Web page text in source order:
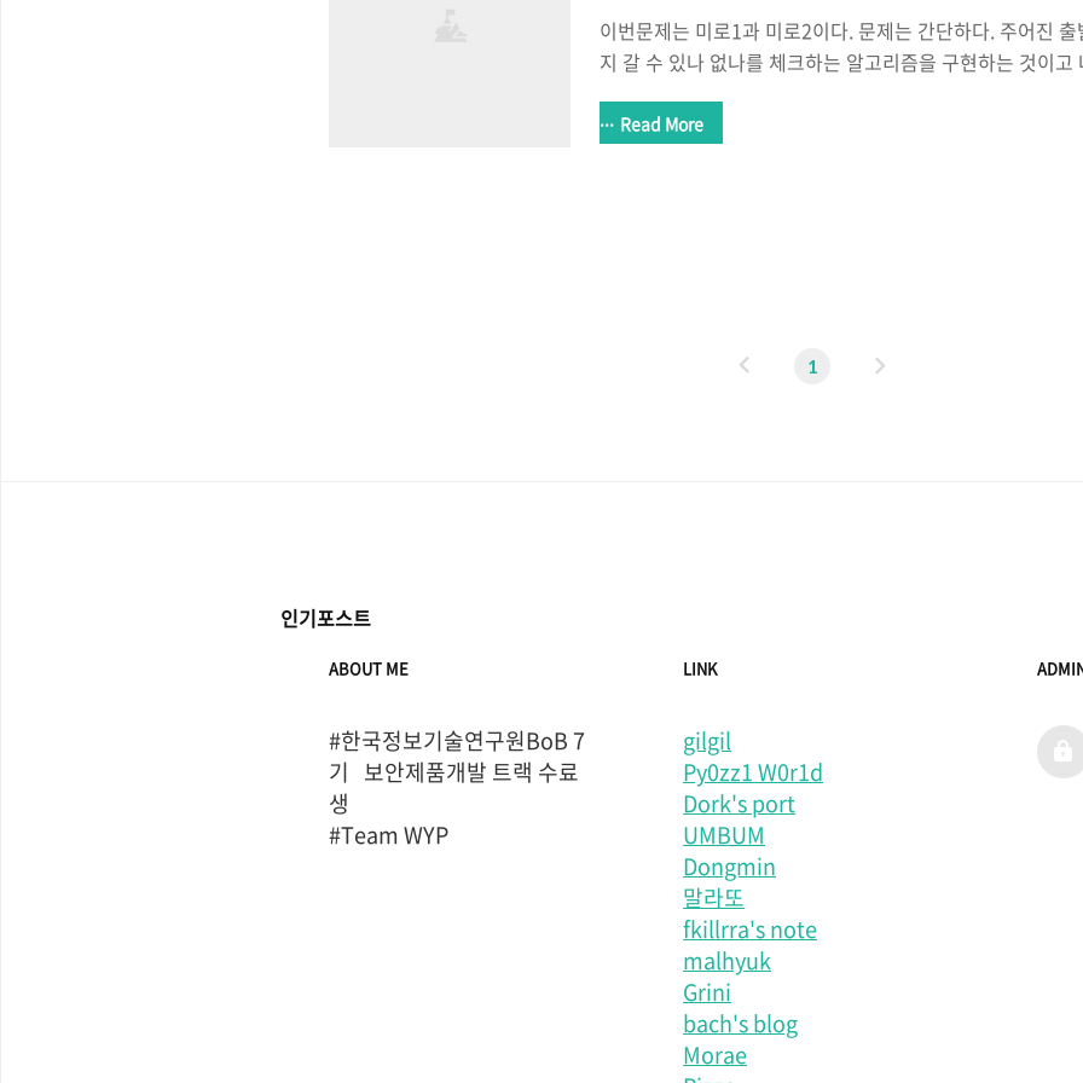
이번문제는 미로1과 미로2이다. 문제는 간단하다. 주어진
지 갈 수 있나 없나를 체크하는 알고리즘을 구현하는 것이
다. 앞서 stack과 queue를 나름 많이 다뤄보아서인지 사용
Read More
1
다
인기포스트
ABOUT ME
#한국정보기술연구원BoB 7
기   보안제품개발 트랙 수료
생
#Team WYP
LINK
gilgil
Py0zz1 W0r1d
Dork's port
UMBUM
Dongmin
말라또
fkillrra's note
malhyuk
Grini
bach's blog
Morae